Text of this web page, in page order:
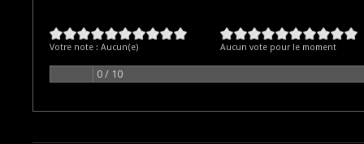
Votre note : Aucun(e) Aucun vote pour le moment
0 / 10